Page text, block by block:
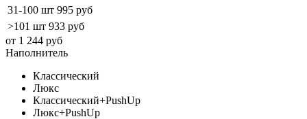
31-100 шт 995 руб
>101 шт 933 руб
от 1 244 руб
Наполнитель
Классический
Люкс
Классический+PushUp
Люкс+PushUp